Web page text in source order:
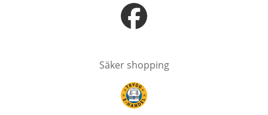
öppnas i nytt fönster
Säker shopping
öppnas i nytt fönster